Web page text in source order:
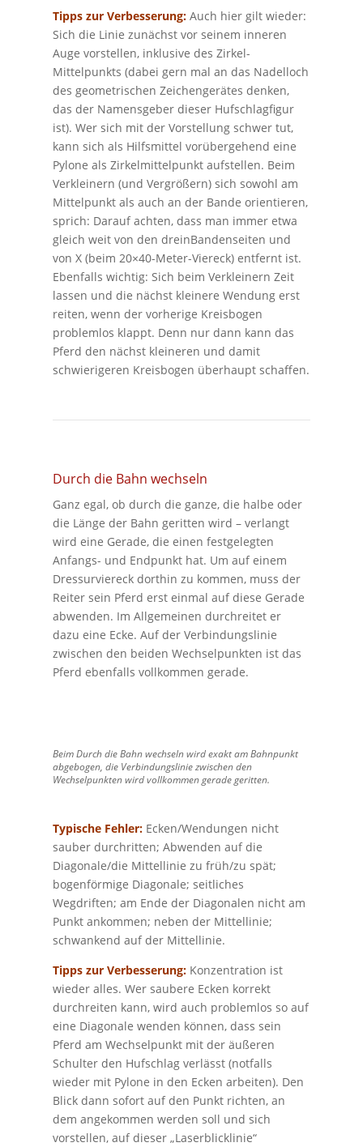
Tipps zur Verbesserung:Auch hier gilt wieder:
Sich die Linie zunächst vor seinem inneren
Auge vorstellen, inklusive des Zirkel-
Mittelpunkts (dabei gern mal an das Nadelloch
des geometrischen Zeichengerätes denken,
das der Namensgeber dieser Hufschlagfigur
ist). Wer sich mit der Vorstellung schwer tut,
kann sich als Hilfsmittel vorübergehend eine
Pylone als Zirkelmittelpunkt aufstellen. Beim
Verkleinern (und Vergrößern) sich sowohl am
Mittelpunkt als auch an der Bande orientieren,
sprich: Darauf achten, dass man immer etwa
gleich weit von den dreinBandenseiten und
von X (beim 20×40-Meter-Viereck) entfernt ist.
Ebenfalls wichtig: Sich beim Verkleinern Zeit
lassen und die nächst kleinere Wendung erst
reiten, wenn der vorherige Kreisbogen
problemlos klappt. Denn nur dann kann das
Pferd den nächst kleineren und damit
schwierigeren Kreisbogen überhaupt schaffen.
Durch die Bahn wechseln
Ganz egal, ob durch die ganze, die halbe oder
die Länge der Bahn geritten wird – verlangt
wird eine Gerade, die einen festgelegten
Anfangs- und Endpunkt hat. Um auf einem
Dressurviereck dorthin zu kommen, muss der
Reiter sein Pferd erst einmal auf diese Gerade
abwenden. Im Allgemeinen durchreitet er
dazu eine Ecke. Auf der Verbindungslinie
zwischen den beiden Wechselpunkten ist das
Pferd ebenfalls vollkommen gerade.
Beim Durch die Bahn wechseln wird exakt am Bahnpunkt
abgebogen, die Verbindungslinie zwischen den
Wechselpunkten wird vollkommen gerade geritten.
Typische Fehler:Ecken/Wendungen nicht
sauber durchritten; Abwenden auf die
Diagonale/die Mittellinie zu früh/zu spät;
bogenförmige Diagonale; seitliches
Wegdriften; am Ende der Diagonalen nicht am
Punkt ankommen; neben der Mittellinie;
schwankend auf der Mittellinie.
Tipps zur Verbesserung:Konzentration ist
wieder alles. Wer saubere Ecken korrekt
durchreiten kann, wird auch problemlos so auf
eine Diagonale wenden können, dass sein
Pferd am Wechselpunkt mit der äußeren
Schulter den Hufschlag verlässt (notfalls
wieder mit Pylone in den Ecken arbeiten). Den
Blick dann sofort auf den Punkt richten, an
dem angekommen werden soll und sich
vorstellen, auf dieser „Laserblicklinie“